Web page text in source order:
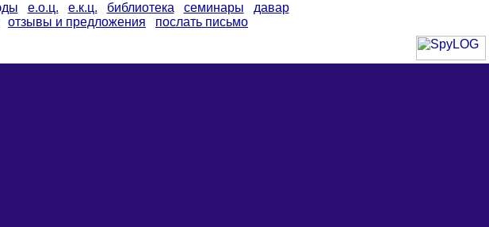
е.о.ц. е.к.ц. библиотека семинары
давар
отзывы и предложения послать письмо